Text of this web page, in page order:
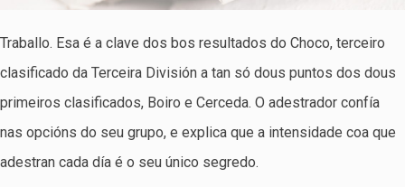
Traballo. Esa é a clave dos bos resultados do Choco, terceiro
clasificado da Terceira División a tan só dous puntos dos dous
primeiros clasificados, Boiro e Cerceda. O adestrador confía
nas opcións do seu grupo, e explica que a intensidade coa que
adestran cada día é o seu único segredo.